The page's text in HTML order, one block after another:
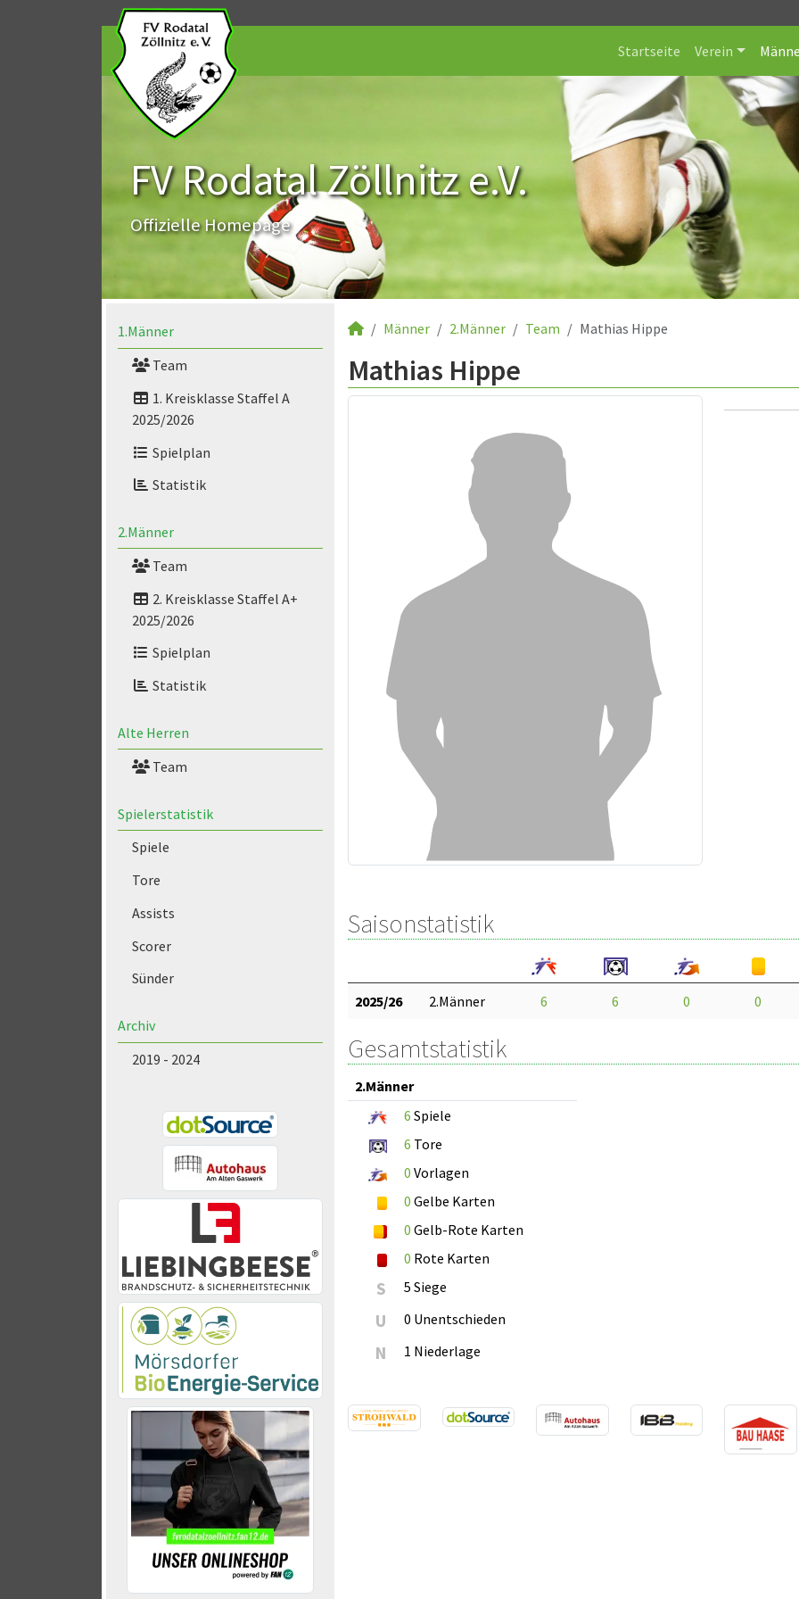
Startseite Verein
FV Rodatal Zöllnitz e.V.
Offizielle Homepage
1.Männer
Team
1. Kreisklasse Staffel A
2025/2026
Spielplan
Statistik
2.Männer
Team
2. Kreisklasse Staffel A+
2025/2026
Spielplan
Statistik
Alte Herren
Team
Spielerstatistik
Spiele
Tore
Assists
Scorer
Sünder
Archiv
2019 - 2024
Männer 2.Männer Team Mathias Hippe
Mathias Hippe
Saisonstatistik
2025/26 2.Männer 6 6 0 0
Gesamtstatistik
2.Männer
6 Spiele
6 Tore
0 Vorlagen
0 Gelbe Karten
0 Gelb-Rote Karten
0 Rote Karten
S 5 Siege
U 0 Unentschieden
N 1 Niederlage